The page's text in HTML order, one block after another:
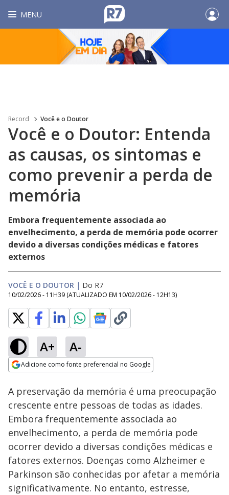
MENU
Record Você e o Doutor
Você e o Doutor: Entenda
as causas, os sintomas e
como prevenir a perda de
memória
Embora frequentemente associada ao
envelhecimento, a perda de memória pode ocorrer
devido a diversas condições médicas e fatores
externos
VOCÊ E O DOUTOR | Do R7
10/02/2026 - 11H39 (ATUALIZADO EM 10/02/2026 - 12H13)
A+ A-
Adicione como fonte preferencial no Google
Ativar
Loaded
13.62%
A preservação da memória é uma preocupação
crescente entre pessoas de todas as idades.
Embora frequentemente associada ao
envelhecimento, a perda de memória pode
ocorrer devido a diversas condições médicas e
fatores externos. Doenças como Alzheimer e
Parkinson são conhecidas por afetar a memória
significativamente. No entanto, estresse,